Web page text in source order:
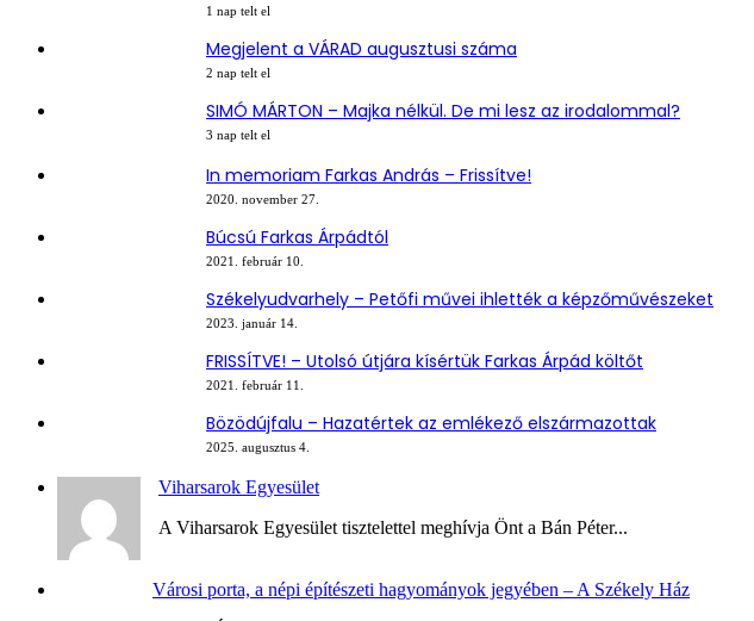
1 nap telt el
Megjelent a VÁRAD augusztusi száma
2 nap telt el
SIMÓ MÁRTON – Majka nélkül. De mi lesz az irodalommal?
3 nap telt el
In memoriam Farkas András – Frissítve!
2020. november 27.
Búcsú Farkas Árpádtól
2021. február 10.
Székelyudvarhely – Petőfi művei ihlették a képzőművészeket
2023. január 14.
FRISSÍTVE! – Utolsó útjára kísértük Farkas Árpád költőt
2021. február 11.
Bözödújfalu – Hazatértek az emlékező elszármazottak
2025. augusztus 4.
Viharsarok Egyesület
A Viharsarok Egyesület tisztelettel meghívja Önt a Bán Péter...
Városi porta, a népi építészeti hagyományok jegyében – A Székely Ház